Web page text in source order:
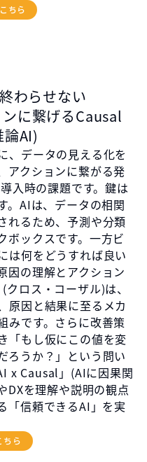
ちら
わらせない
に繋げるCausal
AI)
、データの見える化を
アクションに繋がる発
入時の課題です。鍵は
。AIは、データの相関
れるため、予測や分類
ボックスです。一方ビ
は何をどうすれば良い
因の理解とアクション
ロス・コーザル)は、
原因と結果に至るメカ
みです。さらに改善策
「もし仮にこの値を変
ろうか？」という問い
x Causal」(AIに因果関
DXを理解や説明の観点
「信頼できるAI」を実
ちら